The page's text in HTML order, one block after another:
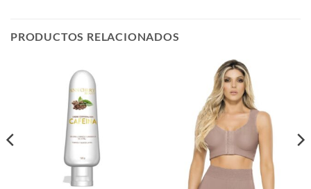
PRODUCTOS RELACIONADOS